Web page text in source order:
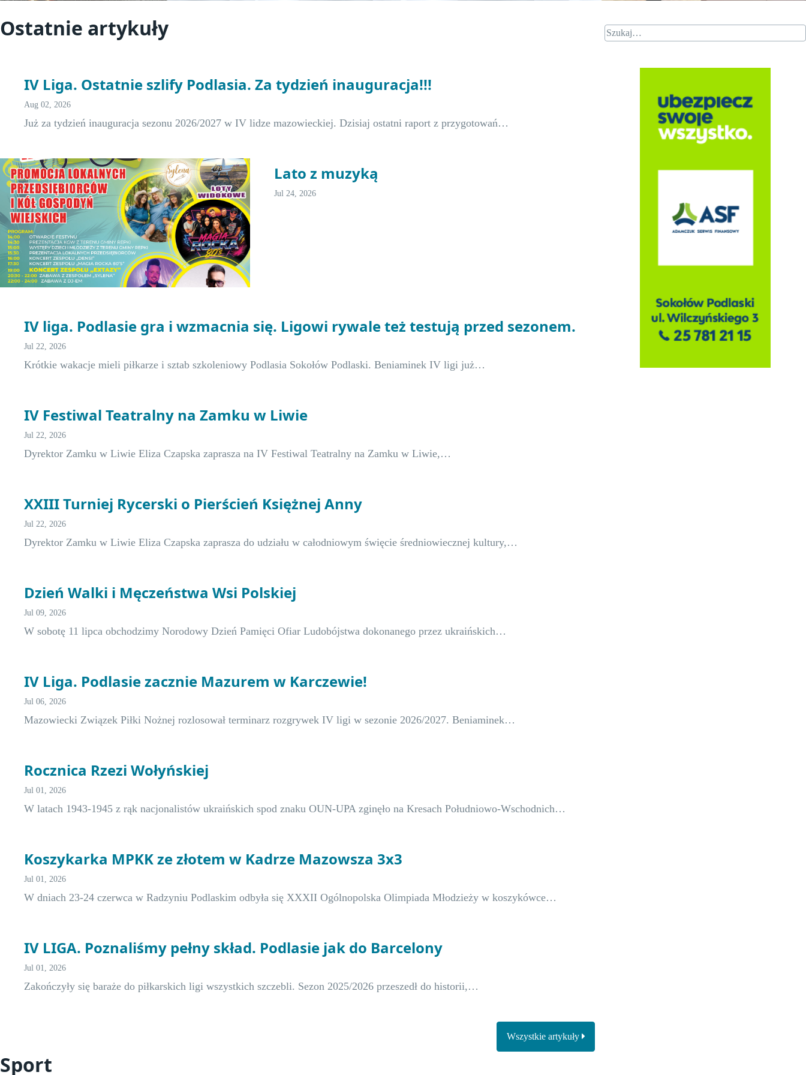
Ostatnie artykuły
IV Liga. Ostatnie szlify Podlasia. Za tydzień inauguracja!!!
Aug 02, 2026
Już za tydzień inauguracja sezonu 2026/2027 w IV lidze mazowieckiej. Dzisiaj ostatni raport z przygotowań…
Lato z muzyką
Jul 24, 2026
IV liga. Podlasie gra i wzmacnia się. Ligowi rywale też testują przed sezonem.
Jul 22, 2026
Krótkie wakacje mieli piłkarze i sztab szkoleniowy Podlasia Sokołów Podlaski. Beniaminek IV ligi już…
IV Festiwal Teatralny na Zamku w Liwie
Jul 22, 2026
Dyrektor Zamku w Liwie Eliza Czapska zaprasza na IV Festiwal Teatralny na Zamku w Liwie,…
XXIII Turniej Rycerski o Pierścień Księżnej Anny
Jul 22, 2026
Dyrektor Zamku w Liwie Eliza Czapska zaprasza do udziału w całodniowym święcie średniowiecznej kultury,…
Dzień Walki i Męczeństwa Wsi Polskiej
Jul 09, 2026
W sobotę 11 lipca obchodzimy Norodowy Dzień Pamięci Ofiar Ludobójstwa dokonanego przez ukraińskich…
IV Liga. Podlasie zacznie Mazurem w Karczewie!
Jul 06, 2026
Mazowiecki Związek Piłki Nożnej rozlosował terminarz rozgrywek IV ligi w sezonie 2026/2027. Beniaminek…
Rocznica Rzezi Wołyńskiej
Jul 01, 2026
W latach 1943-1945 z rąk nacjonalistów ukraińskich spod znaku OUN-UPA zginęło na Kresach Południowo-Wschodnich…
Koszykarka MPKK ze złotem w Kadrze Mazowsza 3x3
Jul 01, 2026
W dniach 23-24 czerwca w Radzyniu Podlaskim odbyła się XXXII Ogólnopolska Olimpiada Młodzieży w koszykówce…
IV LIGA. Poznaliśmy pełny skład. Podlasie jak do Barcelony
Jul 01, 2026
Zakończyły się baraże do piłkarskich ligi wszystkich szczebli. Sezon 2025/2026 przeszedł do historii,…
Wszystkie artykuły
Sport